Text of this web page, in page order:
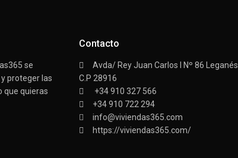
se
proteger las
que quieras
Contacto
Avda/ Rey Juan Carlos I Nº 86 Leganés
C.P 28916
+34 910 327 566
+34 910 722 294
info@viviendas365.com
https://viviendas365.com/